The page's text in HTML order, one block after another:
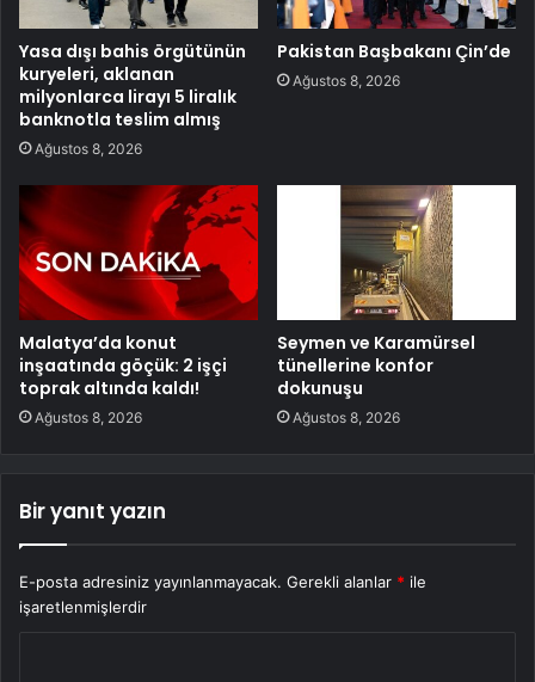
Yasa dışı bahis örgütünün
kuryeleri, aklanan
milyonlarca lirayı 5 liralık
banknotla teslim almış
Ağustos 8, 2026
Pakistan Başbakanı Çin’de
Ağustos 8, 2026
Malatya’da konut
inşaatında göçük: 2 işçi
toprak altında kaldı!
Ağustos 8, 2026
Seymen ve Karamürsel
tünellerine konfor
dokunuşu
Ağustos 8, 2026
Bir yanıt yazın
E-posta adresiniz yayınlanmayacak. Gerekli alanlar * ile
işaretlenmişlerdir